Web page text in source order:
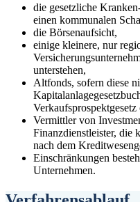
die gesetzliche
einen kommunalen
die Börsenaufsicht,
einige kleinere, nur
unterstehen,
Altfonds, sofern diese
Vermittler von
Finanzdienstleister, die
nach dem
Einschränkungen
Unternehmen.